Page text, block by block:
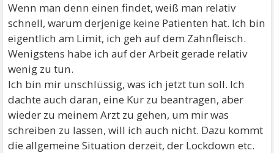
Wenn man denn einen findet, weiß man relativ
schnell, warum derjenige keine Patienten hat. Ich bin
eigentlich am Limit, ich geh auf dem Zahnfleisch.
Wenigstens habe ich auf der Arbeit gerade relativ
wenig zu tun.
Ich bin mir unschlüssig, was ich jetzt tun soll. Ich
dachte auch daran, eine Kur zu beantragen, aber
wieder zu meinem Arzt zu gehen, um mir was
schreiben zu lassen, will ich auch nicht. Dazu kommt
die allgemeine Situation derzeit, der Lockdown etc.